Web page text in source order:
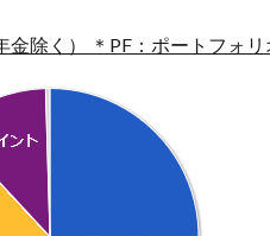
除く） ＊PF：ポートフォリ